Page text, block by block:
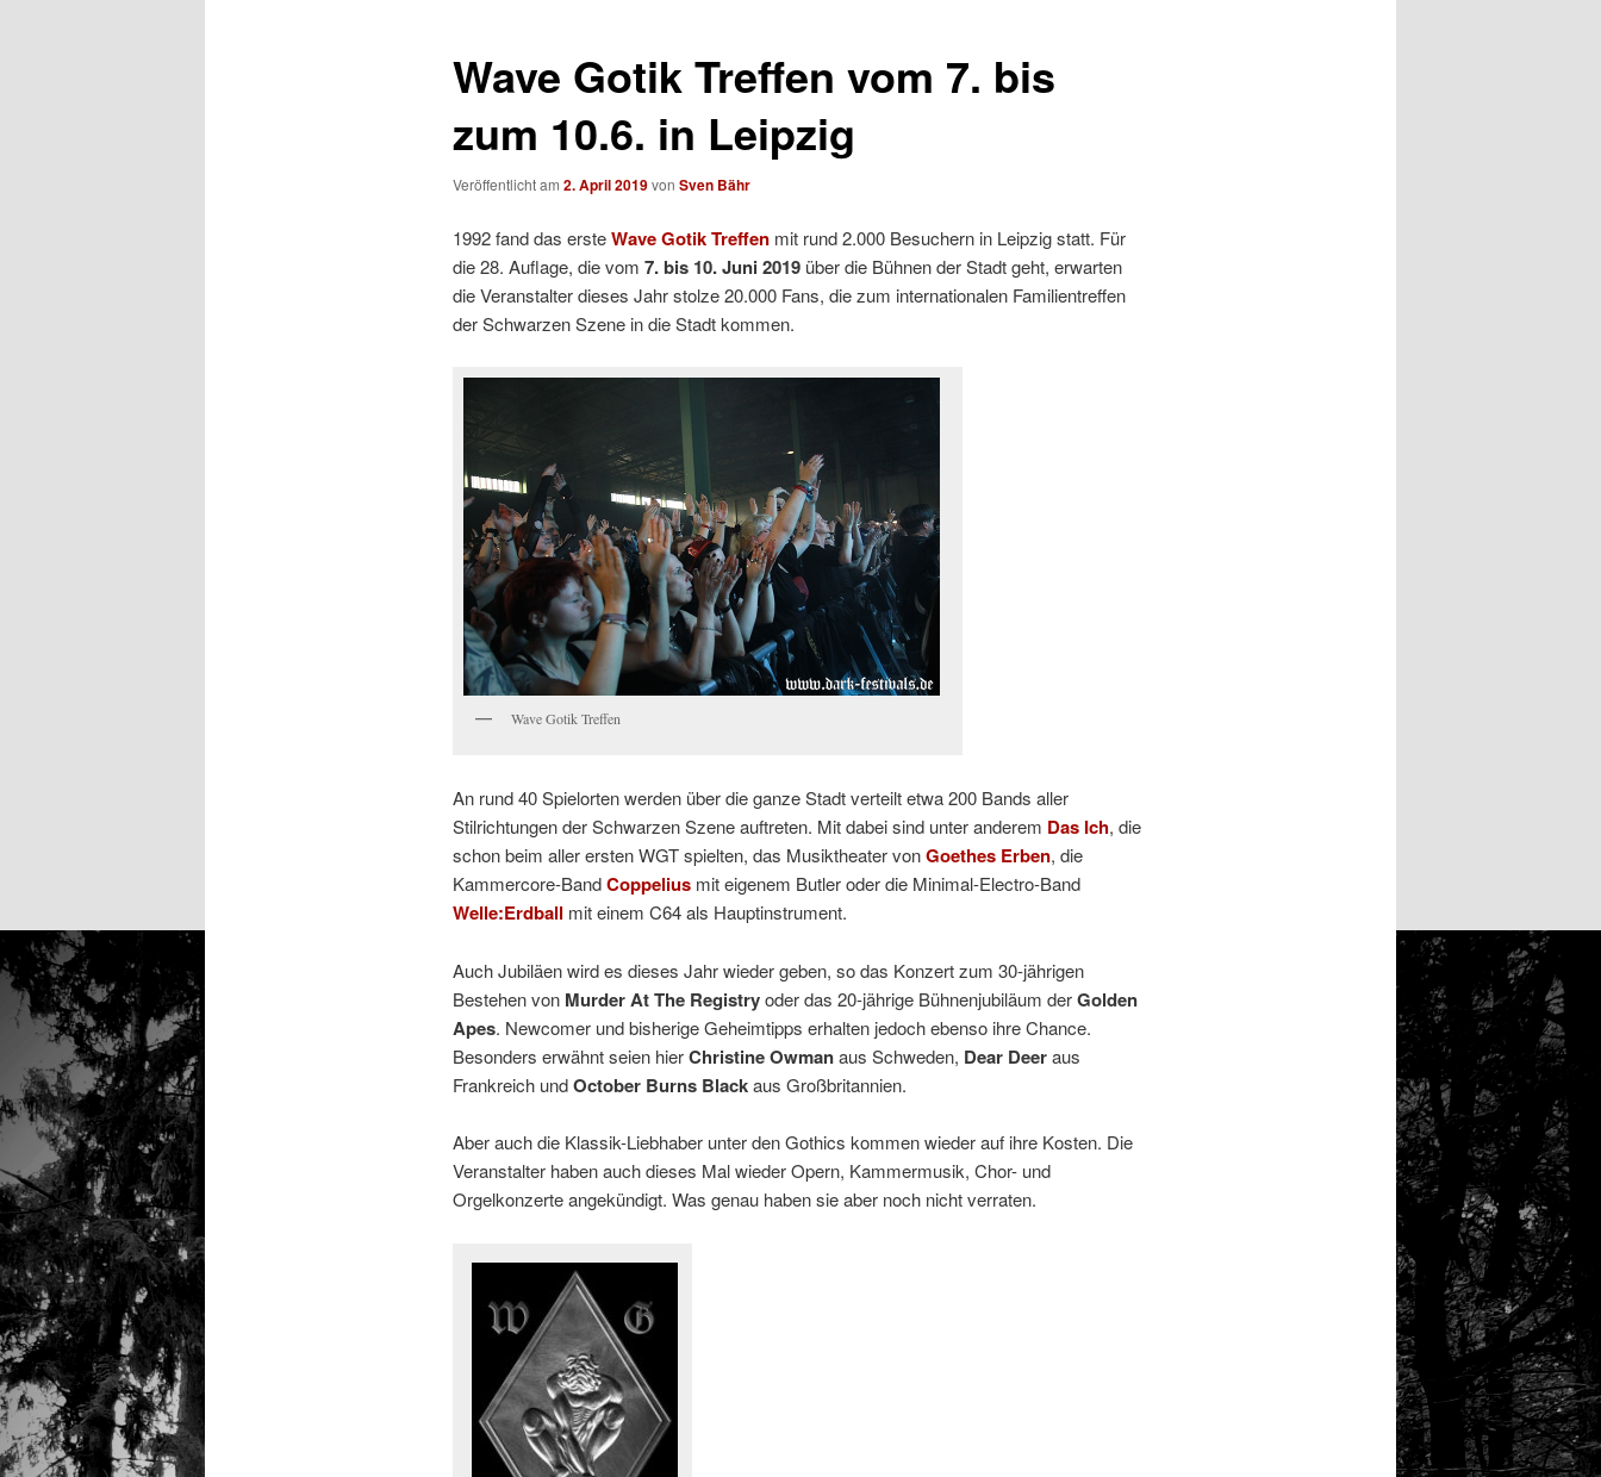
Wave Gotik Treffen vom 7. bis
zum 10.6. in Leipzig
Veröffentlicht am 2. April 2019von Sven Bähr
1992 fand das ersteWave Gotik Treffenmit rund 2.000 Besuchern in Leipzig statt. Für
die 28. Auflage, die vom 7. bis 10. Juni 2019über die Bühnen der Stadt geht, erwarten
die Veranstalter dieses Jahr stolze 20.000 Fans, die zum internationalen Familientreffen
der Schwarzen Szene in die Stadt kommen.
Wave Gotik Treffen
An rund 40 Spielorten werden über die ganze Stadt verteilt etwa 200 Bands aller
Stilrichtungen der Schwarzen Szene auftreten. Mit dabei sind unter anderem Das Ich, die
schon beim aller ersten WGT spielten, das Musiktheater vonGoethes Erben, die
Kammercore-BandCoppeliusmit eigenem Butler oder die Minimal-Electro-Band
Welle:Erdball mit einem C64 als Hauptinstrument.
Auch Jubiläen wird es dieses Jahr wieder geben, so das Konzert zum 30-jährigen
Bestehen von Murder At The Registryoder das 20-jährige Bühnenjubiläum derGolden
Apes. Newcomer und bisherige Geheimtipps erhalten jedoch ebenso ihre Chance.
Besonders erwähnt seien hierChristine Owmanaus Schweden, Dear Deeraus
Frankreich undOctober Burns Blackaus Großbritannien.
Aber auch die Klassik-Liebhaber unter den Gothics kommen wieder auf ihre Kosten. Die
Veranstalter haben auch dieses Mal wieder Opern, Kammermusik, Chor- und
Orgelkonzerte angekündigt. Was genau haben sie aber noch nicht verraten.